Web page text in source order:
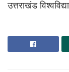
उत्तराखंड